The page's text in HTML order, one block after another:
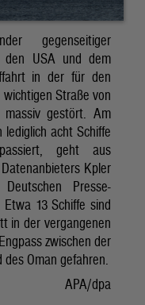
gegenseitiger
den USA und dem
in der für den
Straße von
massiv gestört. Am
acht Schiffe
geht aus
Kpler
Presse-
13 Schiffe sind
in der vergangenen
zwischen der
Oman gefahren.
APA/dpa